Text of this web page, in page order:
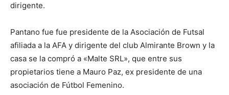
dirigente.
Pantano fue fue presidente de la Asociación de Futsal
afiliada a la AFA y dirigente del club Almirante Brown y la
casa se la compró a «Malte SRL», que entre sus
propietarios tiene a Mauro Paz, ex presidente de una
asociación de Fútbol Femenino.